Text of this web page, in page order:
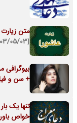
متن
[۱۴۰۳/۰۵/۰۳]
بیوگرافی
+ سن و
تنها یک
خواص